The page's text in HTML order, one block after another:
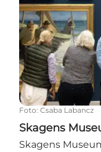
Foto: Csaba Labancz
Skagens
Skagens